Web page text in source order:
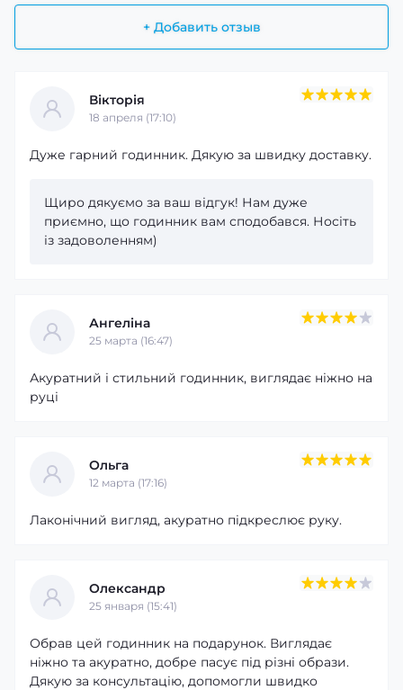
+ Добавить отзыв
Вікторія
18 апреля (17:10)
Дуже гарний годинник. Дякую за швидку доставку.
Щиро дякуємо за ваш відгук! Нам дуже
приємно, що годинник вам сподобався. Носіть
із задоволенням)
Ангеліна
25 марта (16:47)
Акуратний і стильний годинник, виглядає ніжно на
руці
Ольга
12 марта (17:16)
Лаконічний вигляд, акуратно підкреслює руку.
Олександр
25 января (15:41)
Обрав цей годинник на подарунок. Виглядає
ніжно та акуратно, добре пасує під різні образи.
Дякую за консультацію, допомогли швидко